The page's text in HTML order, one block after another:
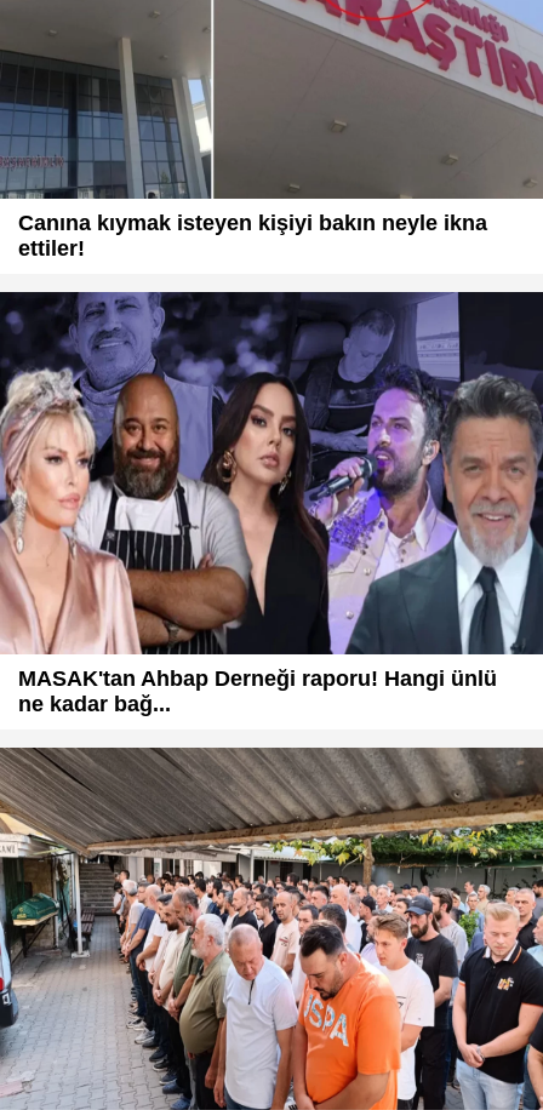
Canına kıymak isteyen kişiyi bakın neyle ikna
ettiler!
MASAK'tan Ahbap Derneği raporu! Hangi ünlü
ne kadar bağ...